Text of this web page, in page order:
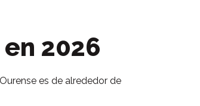
2026
es de alrededor de